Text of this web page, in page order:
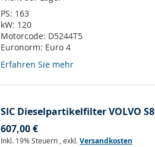
PS: 163
kW: 120
Motorcode: D5244T5
Euronorm: Euro 4
Erfahren Sie mehr
SIC Dieselpartikelfilter VOLVO
607,00 €
Inkl. 19% Steuern ,exkl.Versandkosten